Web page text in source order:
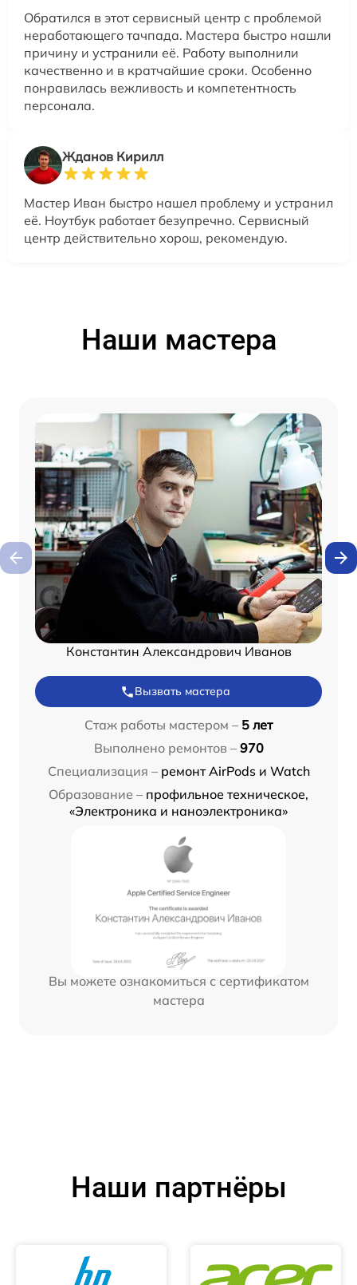
Обратился в этот сервисный центр с проблемой
неработающего тачпада. Мастера быстро нашли
причину и устранили её. Работу выполнили
качественно и в кратчайшие сроки. Особенно
понравилась вежливость и компетентность
персонала.
Жданов Кирилл
Мастер Иван быстро нашел проблему и устранил
её. Ноутбук работает безупречно. Сервисный
центр действительно хорош, рекомендую.
Наши мастера
Константин Александрович Иванов
Вызвать мастера
Стаж работы мастером – 5 лет
Выполнено ремонтов – 970
Специализация – ремонт AirPods и Watch
Образование – профильное техническое,
«Электроника и наноэлектроника»
Вы можете ознакомиться с сертификатом
мастера
Наши партнёры